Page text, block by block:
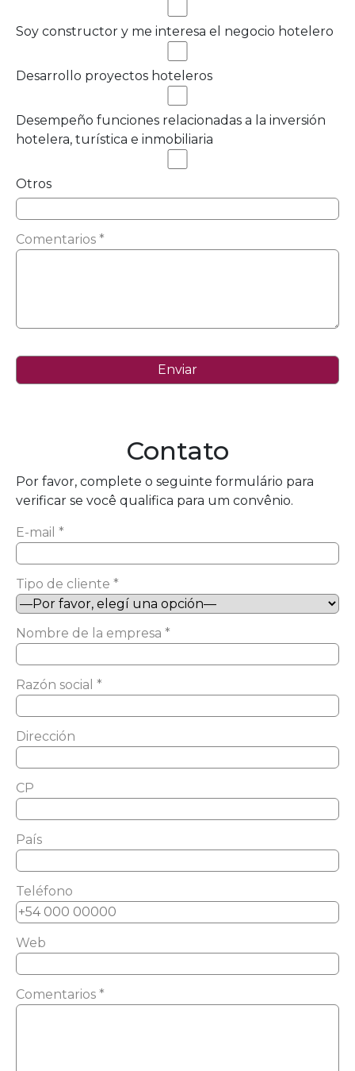
Soy constructor y me interesa el negocio hotelero
Desarrollo proyectos hoteleros
Desempeño funciones relacionadas a la inversión
hotelera, turística e inmobiliaria
Otros
Comentarios *
Contato
Por favor, complete o seguinte formulário para
verificar se você qualifica para um convênio.
E-mail *
Tipo de cliente *
Nombre de la empresa *
Razón social *
Dirección
CP
País
Teléfono
Web
Comentarios *